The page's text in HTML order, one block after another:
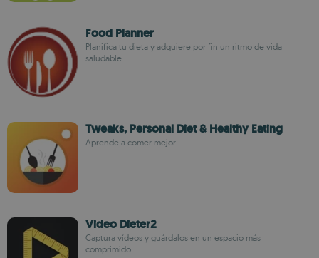
Food Planner
Planifica tu dieta y adquiere por fin un ritmo de vida
saludable
Tweaks, Personal Diet & Healthy Eating
Aprende a comer mejor
Video Dieter2
Captura vídeos y guárdalos en un espacio más
comprimido